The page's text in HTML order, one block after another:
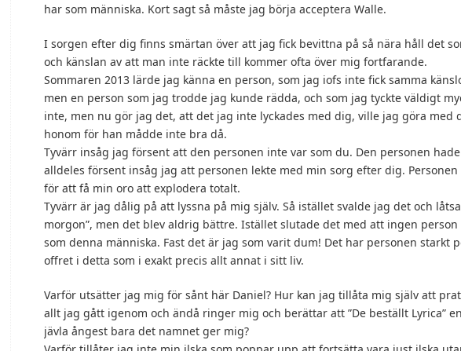
har som människa. Kort sagt så måste jag börja acceptera Walle.
I sorgen efter dig finns smärtan över att jag fick bevittna på så nära håll det
och känslan av att man inte räckte till kommer ofta över mig fortfarande.
Sommaren 2013 lärde jag känna en person, som jag iofs inte fick samma
men en person som jag trodde jag kunde rädda, och som jag tyckte väldigt
inte, men nu gör jag det, att det jag inte lyckades med dig, ville jag göra med
honom för han mådde inte bra då.
Tyvärr insåg jag försent att den personen inte var som du. Den personen
alldeles försent insåg jag att personen lekte med min sorg efter dig. Personen
för att få min oro att explodera totalt.
Tyvärr är jag dålig på att lyssna på mig själv. Så istället svalde jag det och
morgon”, men det blev aldrig bättre. Istället slutade det med att ingen
som denna människa. Fast det är jag som varit dum! Det har personen starkt
offret i detta som i exakt precis allt annat i sitt liv.
Varför utsätter jag mig för sånt här Daniel? Hur kan jag tillåta mig själv att
allt jag gått igenom och ändå ringer mig och berättar att ”De beställt Lyrica”
jävla ångest bara det namnet ger mig?